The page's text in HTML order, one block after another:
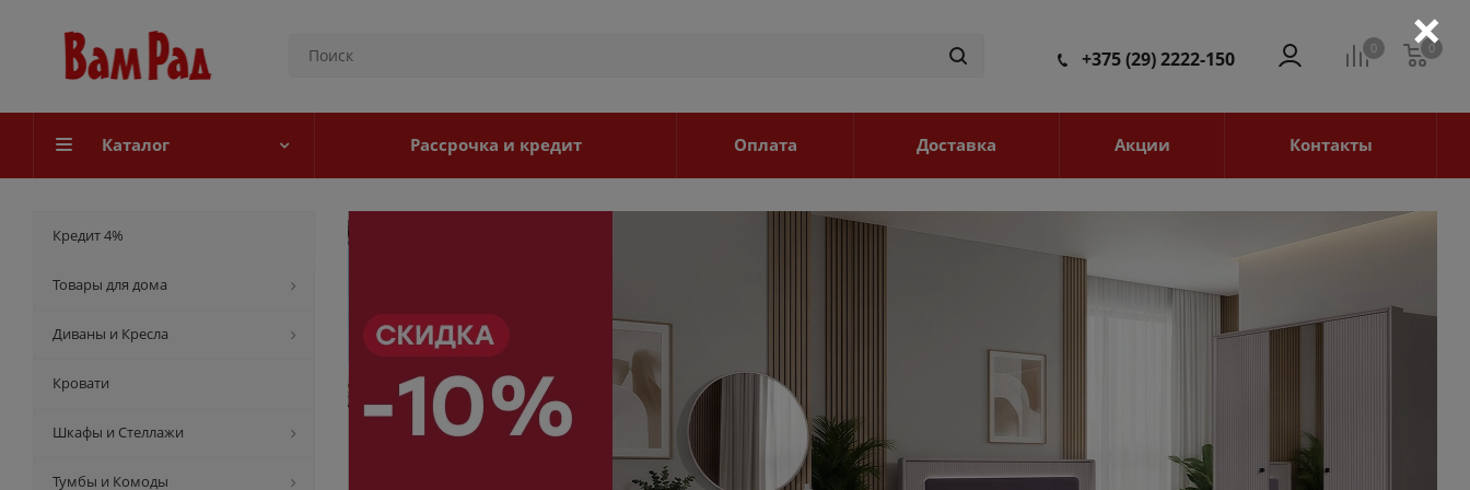
0 0
0
+375 (29) 2222-150
Каталог Рассрочка и кредит Оплата Доставка Акции Контакты
Кредит 4%
Товары для дома
Диваны и Кресла
Кровати
Шкафы и Стеллажи
Тумбы и Комоды
×